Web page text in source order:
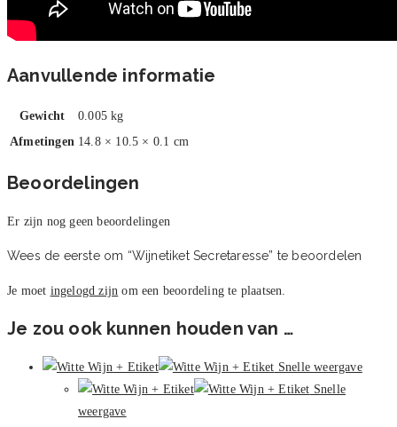
Aanvullende informatie
Gewicht
0.005 kg
Afmetingen 14.8 × 10.5 × 0.1 cm
Beoordelingen
Er zijn nog geen beoordelingen
Wees de eerste om “Wijnetiket Secretaresse” te beoordelen
Je moet ingelogd zijn om een beoordeling te plaatsen.
Je zou ook kunnen houden van …
Snelle weergave
Snelle
weergave